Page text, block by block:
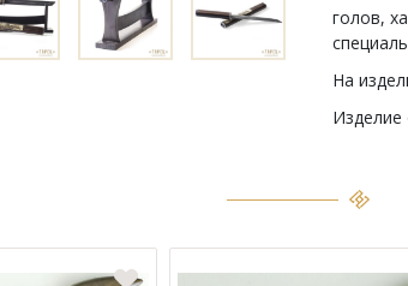
голов,
На
Изделие